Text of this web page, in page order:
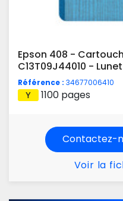
Epson 408 -
C13T09J44010 -
Référence : 34677006410
1100 pages
Contactez-
Voir la